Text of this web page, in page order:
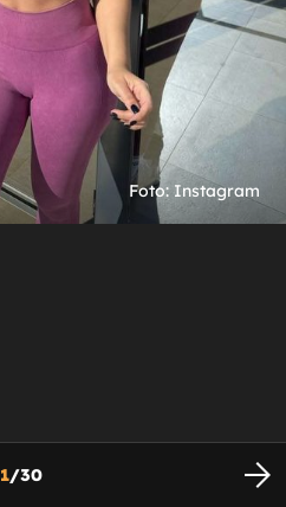
Foto: Instagram
1/30